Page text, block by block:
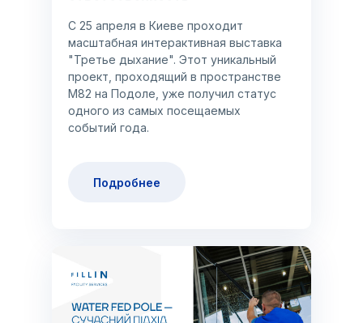
С 25 апреля в Киеве проходит
масштабная интерактивная выставка
"Третье дыхание". Этот уникальный
проект, проходящий в пространстве
M82 на Подоле, уже получил статус
одного из самых посещаемых
событий года.
Подробнее